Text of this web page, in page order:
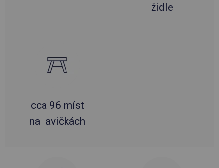
židle
cca 96 míst
na lavičkách